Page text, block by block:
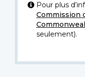
Pour plus
Commission
seulement).